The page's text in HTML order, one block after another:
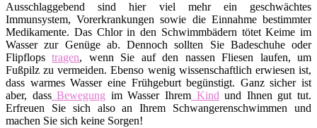
Ausschlaggebend sind hier viel mehr ein geschwächtes
Immunsystem, Vorerkrankungen sowie die Einnahme bestimmter
Medikamente. Das Chlor in den Schwimmbädern tötet Keime im
Wasser zur Genüge ab. Dennoch sollten Sie Badeschuhe oder
Flipflopstragen, wenn Sie auf den nassen Fliesen laufen, um
Fußpilz zu vermeiden. Ebenso wenig wissenschaftlich erwiesen ist,
dass warmes Wasser eine Frühgeburt begünstigt. Ganz sicher ist
aber, dassBewegung im Wasser Ihrem Kind und Ihnen gut tut.
Erfreuen Sie sich also an Ihrem Schwangerenschwimmen und
machen Sie sich keine Sorgen!